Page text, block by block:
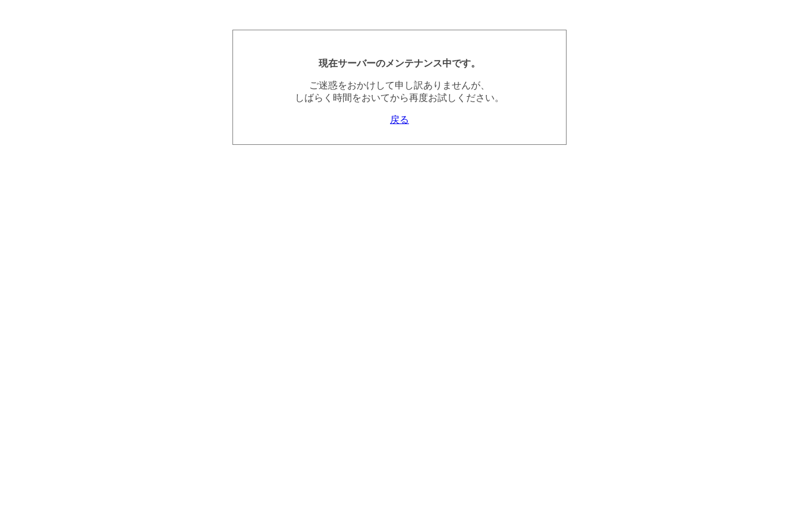
現在サーバーのメンテナンス中です。
ご迷惑をおかけして申し訳ありませんが、
しばらく時間をおいてから再度お試しください。
戻る